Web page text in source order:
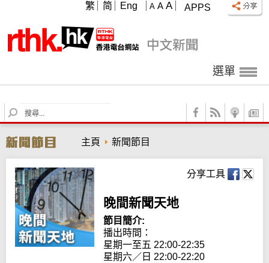
APPS
A A A
繁 简 Eng
選單
S
e
r
c
h
主頁 新聞節目
分享工具
晚間新聞天地
節目簡介:
播出時間：
星期一至五 22:00-22:35
星期六／日 22:00-22:20